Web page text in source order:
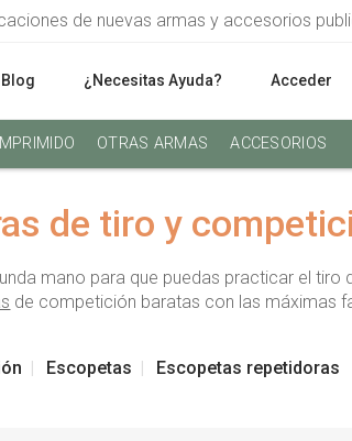
de nuevas armas y accesorios
Blog ¿Necesitas Ayuda? Acceder
OTRAS ARMAS ACCESORIOS
de tiro y
mano para que puedas practicar el tiro
de competición baratas con las máximas
Escopetas Escopetas repetidoras